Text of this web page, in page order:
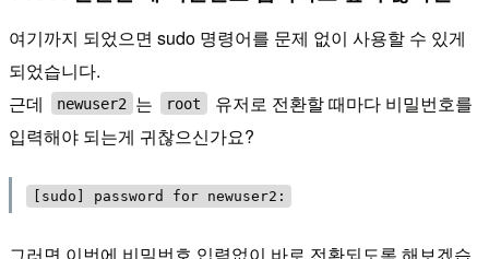
여기까지 되었으면 sudo 명령어를 문제 없이 사용할 수 있게
되었습니다.
근데
newuser2 는 root
유저로 전환할 때마다 비밀번호를
입력해야 되는게 귀찮으신가요?
[sudo] password for newuser2:
그러면 이번에 비밀번호 입력없이 바로 전환되도록 해보겠습